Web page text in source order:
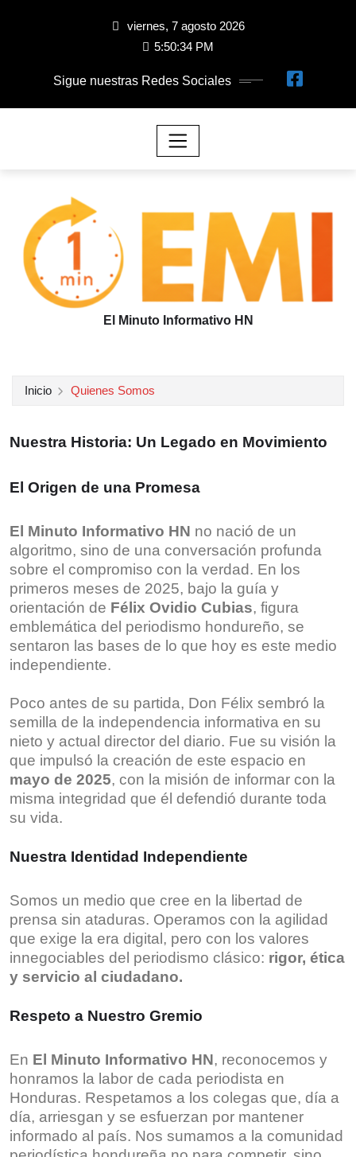
viernes, 7 agosto 2026
5:50:35 PM
Sigue nuestras Redes Sociales
El Minuto Informativo HN
Inicio Quienes Somos
Nuestra Historia: Un Legado en Movimiento
El Origen de una Promesa
El Minuto Informativo HN no nació de un
algoritmo, sino de una conversación profunda
sobre el compromiso con la verdad. En los
primeros meses de 2025, bajo la guía y
orientación de Félix Ovidio Cubias, figura
emblemática del periodismo hondureño, se
sentaron las bases de lo que hoy es este medio
independiente.
Poco antes de su partida, Don Félix sembró la
semilla de la independencia informativa en su
nieto y actual director del diario. Fue su visión la
que impulsó la creación de este espacio en
mayo de 2025, con la misión de informar con la
misma integridad que él defendió durante toda
su vida.
Nuestra Identidad Independiente
Somos un medio que cree en la libertad de
prensa sin ataduras. Operamos con la agilidad
que exige la era digital, pero con los valores
innegociables del periodismo clásico: rigor, ética
y servicio al ciudadano.
Respeto a Nuestro Gremio
En El Minuto Informativo HN, reconocemos y
honramos la labor de cada periodista en
Honduras. Respetamos a los colegas que, día a
día, arriesgan y se esfuerzan por mantener
informado al país. Nos sumamos a la comunidad